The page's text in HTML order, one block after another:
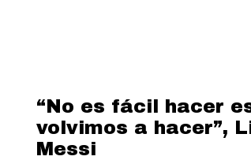
“No es fácil hacer
volvimos a hacer”,
Messi